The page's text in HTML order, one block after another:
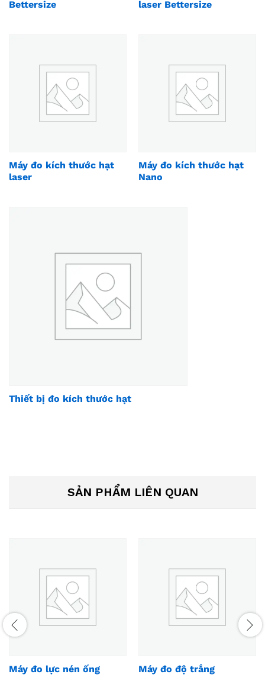
Bettersize laser Bettersize
Máy đo kích thước hạt
laser
Máy đo kích thước hạt
Nano
Thiết bị đo kích thước hạt
SẢN PHẨM LIÊN QUAN
Máy đo lực nén ống Máy đo độ trắng